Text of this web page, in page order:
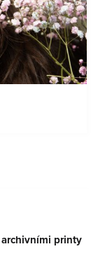
archivními printy